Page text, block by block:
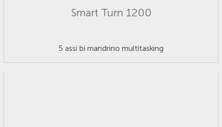
Smart Turn 1200
5 assi bi mandrino multitasking